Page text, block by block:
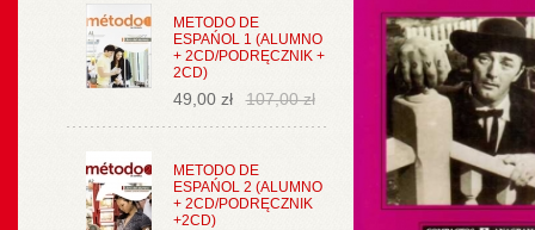
METODO DE
ESPAŃOL 1 (ALUMNO
+ 2CD/PODRĘCZNIK +
2CD)
49,00 zł 107,00 zł
METODO DE
ESPAŃOL 2 (ALUMNO
+ 2CD/PODRĘCZNIK
+2CD)